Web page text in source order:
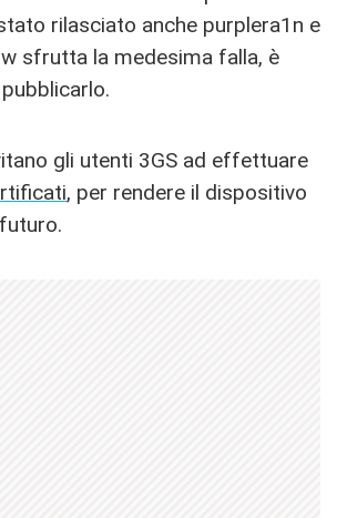
rilasciato anche purplera1n e
sfrutta la medesima falla, è
gli utenti 3GS ad effettuare
, per rendere il dispositivo